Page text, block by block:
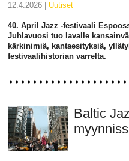
12.4.2026 | uutiset
40. April Jazz -festivaali
Juhlavuosi tuo lavalle
kärkinimiä, kantaesityksiä,
festivaalihistorian varrelta.
Baltic